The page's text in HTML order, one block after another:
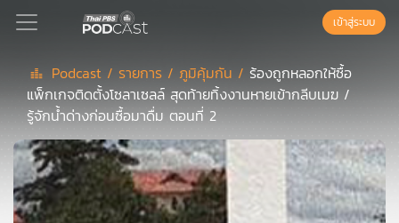
Podcast
เพล
ย์
ลิ
เข้าสู่ระบบ
Podcast / รายการ /ภูมิคุ้มกัน / ร้องถูกหลอกให้ซื้อ
แพ็กเกจติดตั้งโซลาเซลล์ สุดท้ายทิ้งงานหายเข้ากลีบเมฆ /
รู้จักน้ำด่างก่อนซื้อมาดื่ม ตอนที่ 2